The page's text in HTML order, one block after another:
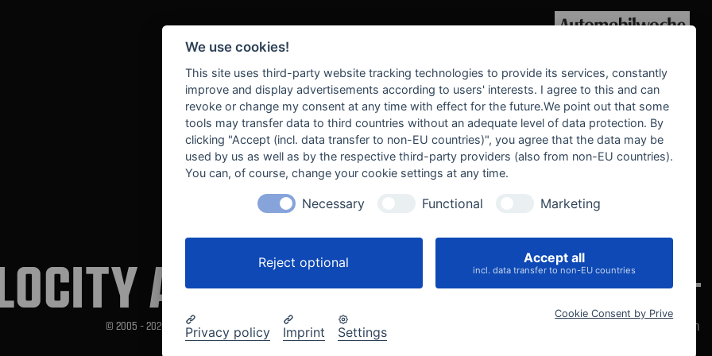
WE SUPPORT
AUTOMOTIVE
© 2005 - 2026 Velocity Automotive Cookie-Einstellungen
We use cookies!
This site uses third-party website tracking technologies to provide its services, constantly
improve and display advertisements according to users' interests. I agree to this and can
revoke or change my consent at any time with effect for the future.We point out that some
tools may transfer data to third countries without an adequate level of data protection. By
clicking "Accept (incl. data transfer to non-EU countries)", you agree that the data may be
used by us as well as by the respective third-party providers (also from non-EU countries).
You can, of course, change your cookie settings at any time.
Necessary Functional Marketing
Reject optional Accept all
incl. data transfer to non-EU countries
Privacy policy Imprint Settings
Cookie Consent by Prive